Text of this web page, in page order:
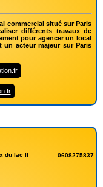
commercial situé sur Paris
différents travaux de
pour agencer un local
un acteur majeur sur Paris
du lac II
0608275837